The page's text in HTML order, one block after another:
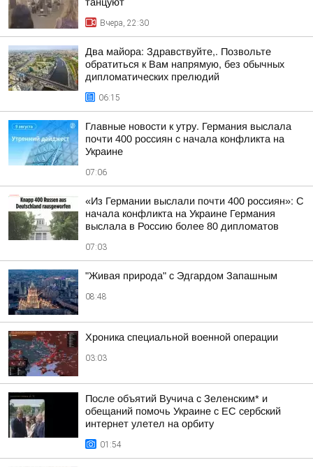
Вчера, 22:30
Два майора: Здравствуйте,. Позвольте
обратиться к Вам напрямую, без обычных
дипломатических прелюдий
06:15
Главные новости к утру. Германия выслала
почти 400 россиян с начала конфликта на
Украине
07:06
«Из Германии выслали почти 400 россиян»: С
начала конфликта на Украине Германия
выслала в Россию более 80 дипломатов
07:03
"Живая природа" с Эдгардом Запашным
08:48
Хроника специальной военной операции
03:03
После объятий Вучича с Зеленским* и
обещаний помочь Украине с ЕС сербский
интернет улетел на орбиту
01:54